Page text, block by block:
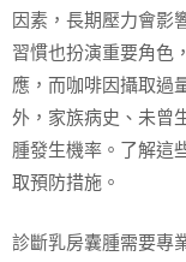
因素，長期壓力會影
習慣也扮演重要角色
應，而咖啡因攝取過
外，家族病史、未曾
腫發生機率。了解這
取預防措施。
診斷乳房囊腫需要專